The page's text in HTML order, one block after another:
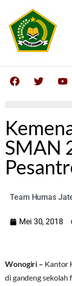
SMAN
Team Humas
Mei 30, 2018
Wonogiri – Kantor
di gandeng